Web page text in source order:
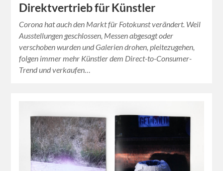
Direktvertrieb für Künstler
Corona hat auch den Markt für Fotokunst verändert. Weil
Ausstellungen geschlossen, Messen abgesagt oder
verschoben wurden und Galerien drohen, pleitezugehen,
folgen immer mehr Künstler dem Direct-to-Consumer-
Trend und verkaufen…